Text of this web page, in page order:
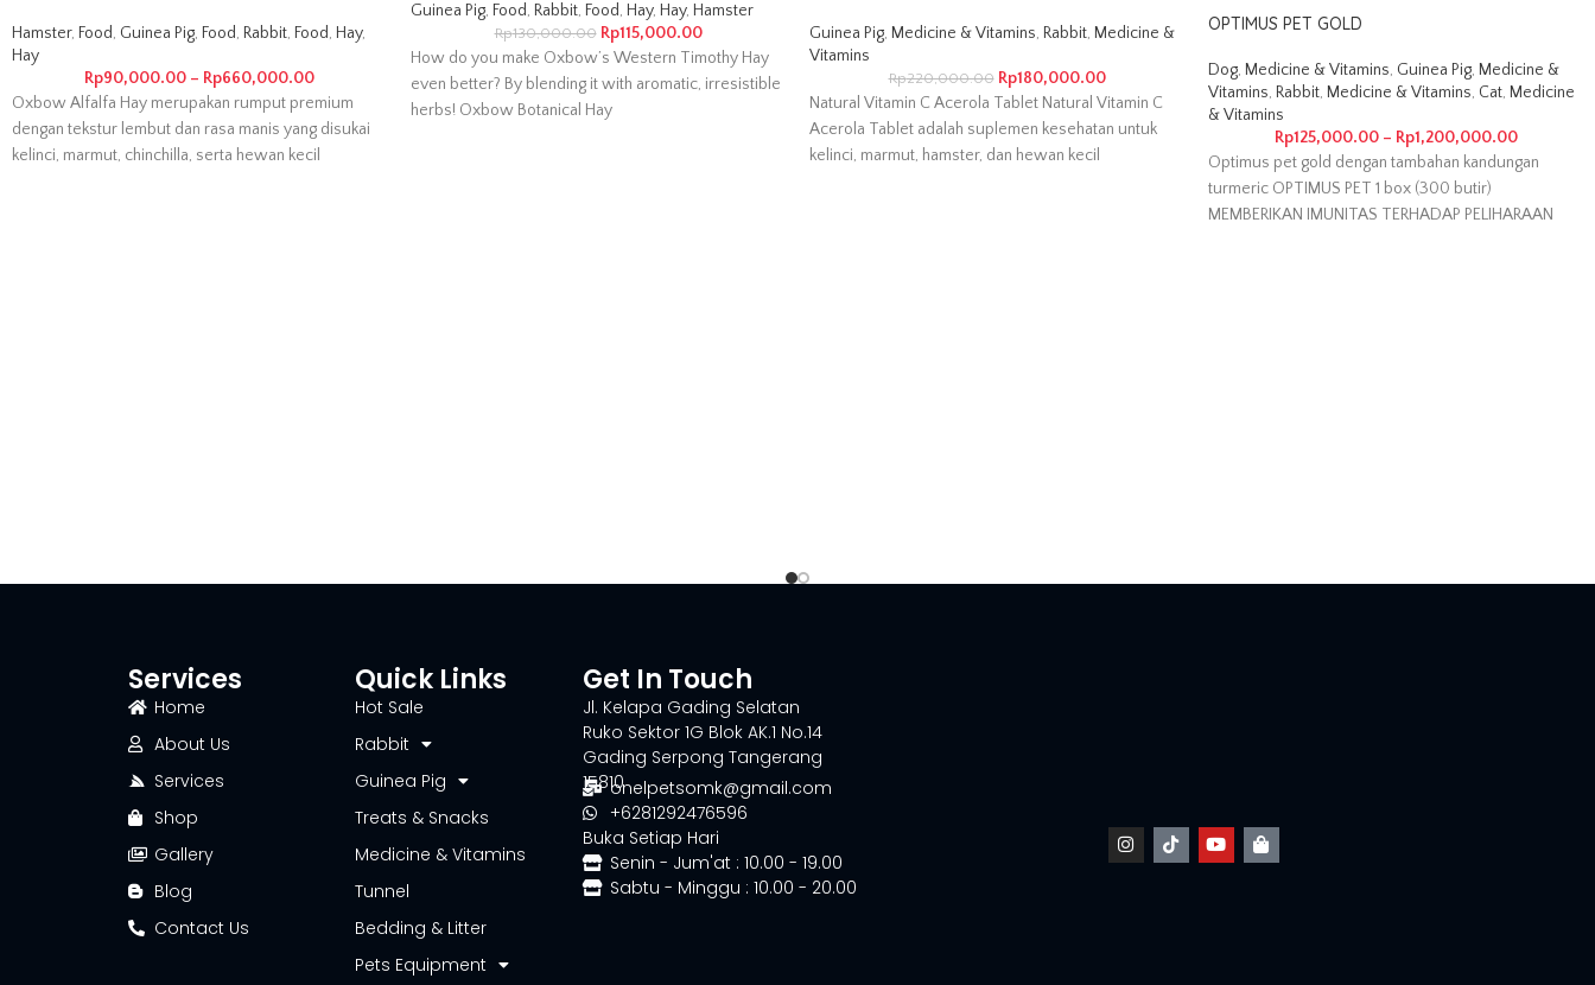
Hamster, Food, Guinea Pig, Food, Rabbit, Food, Hay,
Hay
Rp90,000.00 – Rp660,000.00
Oxbow Alfalfa Hay merupakan rumput premium
dengan tekstur lembut dan rasa manis yang disukai
kelinci, marmut, chinchilla, serta hewan kecil
Guinea Pig, Food, Rabbit, Food, Hay, Hay, Hamster
Rp130,000.00 Rp115,000.00
How do you make Oxbow’s Western Timothy Hay
even better? By blending it with aromatic, irresistible
herbs! Oxbow Botanical Hay
Guinea Pig, Medicine & Vitamins, Rabbit, Medicine &
Vitamins
Rp220,000.00 Rp180,000.00
Natural Vitamin C Acerola Tablet Natural Vitamin C
Acerola Tablet adalah suplemen kesehatan untuk
kelinci, marmut, hamster, dan hewan kecil
OPTIMUS PET GOLD
Dog, Medicine & Vitamins, Guinea Pig, Medicine &
Vitamins, Rabbit, Medicine & Vitamins, Cat, Medicine
& Vitamins
Rp125,000.00 – Rp1,200,000.00
Optimus pet gold dengan tambahan kandungan
turmeric OPTIMUS PET 1 box (300 butir)
MEMBERIKAN IMUNITAS TERHADAP PELIHARAAN
Services
Home
About Us
Services
Shop
Gallery
Blog
Contact Us
Quick Links
Hot Sale
Rabbit
Guinea Pig
Treats & Snacks
Medicine & Vitamins
Tunnel
Bedding & Litter
Pets Equipment
Get In Touch
Jl. Kelapa Gading Selatan
Ruko Sektor 1G Blok AK.1 No.14
Gading Serpong Tangerang
15810onelpetsomk@gmail.com
+6281292476596
Buka Setiap Hari
Senin - Jum'at : 10.00 - 19.00
Sabtu - Minggu : 10.00 - 20.00